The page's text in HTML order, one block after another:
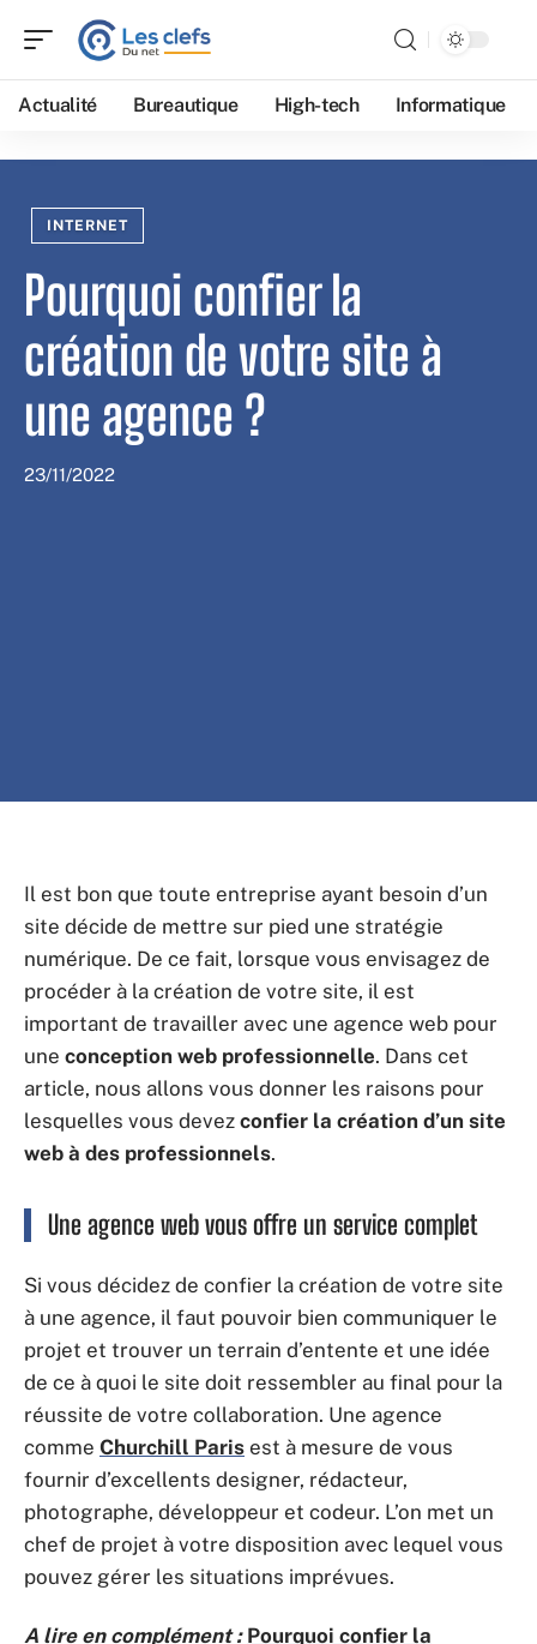
Actualité Bureautique High-tech Informatique
INTERNET
Pourquoi confier la
création de votre site à
une agence ?
23/11/2022
Il est bon que toute entreprise ayant besoin d’un
site décide de mettre sur pied une stratégie
numérique. De ce fait, lorsque vous envisagez de
procéder à la création de votre site, il est
important de travailler avec une agence web pour
une conception web professionnelle. Dans cet
article, nous allons vous donner les raisons pour
lesquelles vous devez confier la création d’un site
web à des professionnels.
Une agence web vous offre un service complet
Si vous décidez de confier la création de votre site
à une agence, il faut pouvoir bien communiquer le
projet et trouver un terrain d’entente et une idée
de ce à quoi le site doit ressembler au final pour la
réussite de votre collaboration. Une agence
comme Churchill Paris est à mesure de vous
fournir d’excellents designer, rédacteur,
photographe, développeur et codeur. L’on met un
chef de projet à votre disposition avec lequel vous
pouvez gérer les situations imprévues.
A lire en complément : Pourquoi confier la